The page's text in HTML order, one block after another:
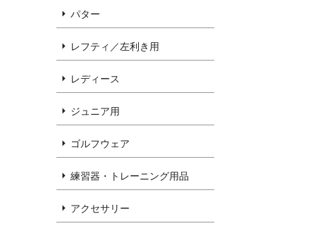
パター
レフティ／左利き用
レディース
ジュニア用
ゴルフウェア
練習器・トレーニング用品
アクセサリー